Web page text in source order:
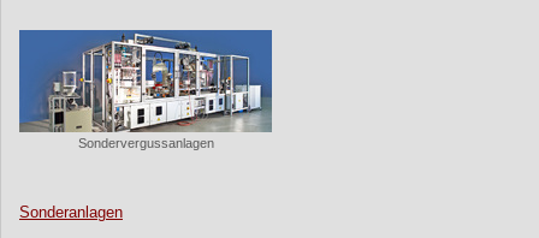
Sondervergussanlagen
Sonderanlagen